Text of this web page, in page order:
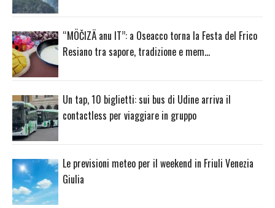
“MÖČIZÄ anu IT”: a Oseacco torna la Festa del Frico
Resiano tra sapore, tradizione e mem…
Un tap, 10 biglietti: sui bus di Udine arriva il
contactless per viaggiare in gruppo
Le previsioni meteo per il weekend in Friuli Venezia
Giulia